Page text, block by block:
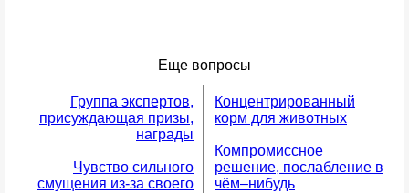
Еще вопросы
Группа экспертов,
присуждающая призы,
награды
Чувство сильного
смущения из-за своего
Концентрированный
корм для животных
Компромиссное
решение, послабление в
чём–нибудь